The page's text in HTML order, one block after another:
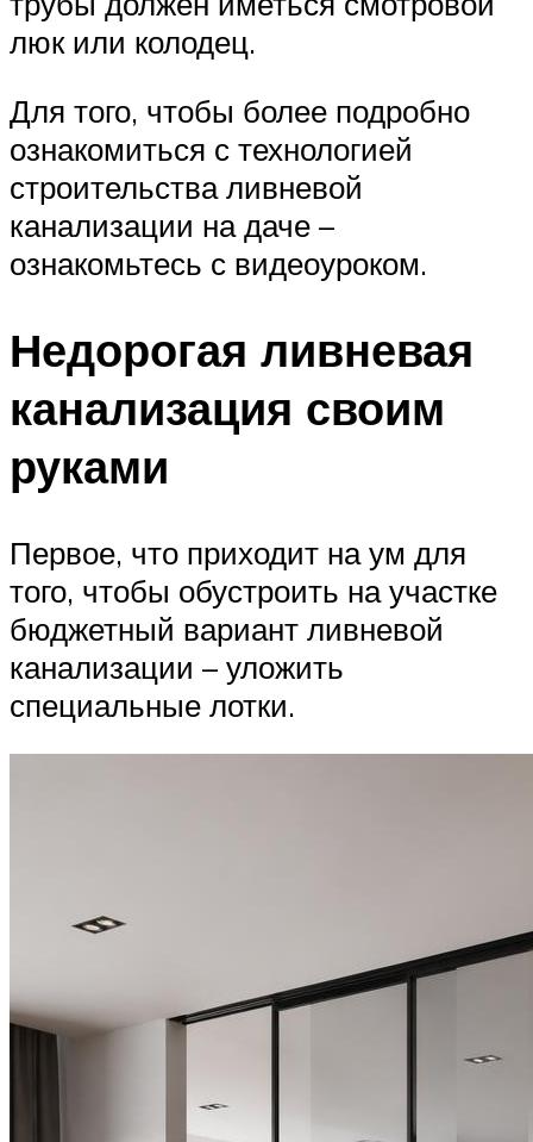
люк или колодец.
Для того, чтобы более подробно
ознакомиться с технологией
строительства ливневой
канализации на даче –
ознакомьтесь с видеоуроком.
Недорогая ливневая
канализация своим
руками
Первое, что приходит на ум для
того, чтобы обустроить на участке
бюджетный вариант ливневой
канализации – уложить
специальные лотки.